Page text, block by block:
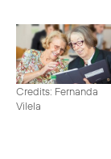
Credits: Fernanda
Vilela